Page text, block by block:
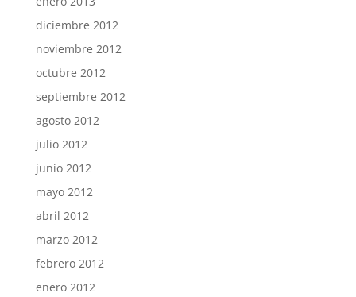
diciembre 2012
noviembre 2012
octubre 2012
septiembre 2012
agosto 2012
julio 2012
junio 2012
mayo 2012
abril 2012
marzo 2012
febrero 2012
enero 2012